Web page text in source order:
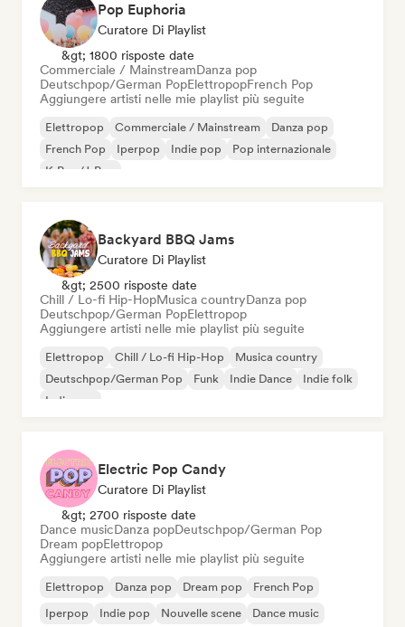
Pop Euphoria
Curatore Di Playlist
&gt; 1800 risposte date
Commerciale / MainstreamDanza pop
Deutschpop/German PopElettropopFrench Pop
Aggiungere artisti nelle mie playlist più seguite
Elettropop Commerciale / Mainstream
Danza pop
French Pop
Iperpop Indie pop
Pop internazionale
K-Pop/J-Pop
Backyard BBQ Jams
Curatore Di Playlist
&gt; 2500 risposte date
Chill / Lo-fi Hip-HopMusica countryDanza pop
Deutschpop/German PopElettropop
Aggiungere artisti nelle mie playlist più seguite
Elettropop Chill / Lo-fi Hip-Hop
Musica country
Deutschpop/German Pop
Funk Indie Dance
Indie folk
Indie pop
Electric Pop Candy
Curatore Di Playlist
&gt; 2700 risposte date
Dance musicDanza popDeutschpop/German Pop
Dream popElettropop
Aggiungere artisti nelle mie playlist più seguite
Elettropop Danza pop Dream pop
French Pop
Iperpop
Indie pop Nouvelle scene Dance music